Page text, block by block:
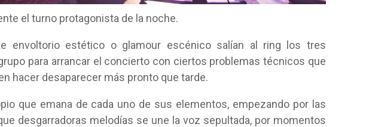
el turno protagonista de la noche.
envoltorio estético o glamour escénico salían al ring los tres
para arrancar el concierto con ciertos problemas técnicos que
hacer desaparecer más pronto que tarde.
que emana de cada uno de sus elementos, empezando por las
desgarradoras melodías se une la voz sepultada, por momentos